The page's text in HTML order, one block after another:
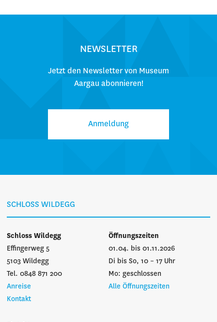
NEWSLETTER
Jetzt den Newsletter von Museum
Aargau abonnieren!
Anmeldung
SCHLOSS WILDEGG
Schloss Wildegg
Effingerweg 5
5103 Wildegg
Tel. 0848 871 200
Anreise
Kontakt
Öffnungszeiten
01.04. bis 01.11.2026
Di bis So, 10 – 17 Uhr
Mo: geschlossen
Alle Öffnungszeiten